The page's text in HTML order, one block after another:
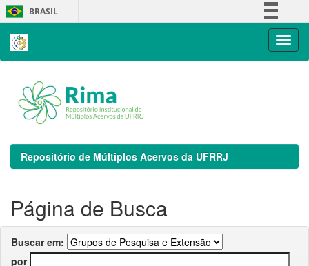
Skip
navigation
BRASIL
Repositório de Múltiplos Acervos da UFRRJ
Página de Busca
Buscar em:
por